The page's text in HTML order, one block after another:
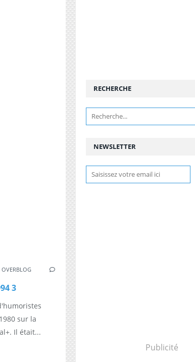
OVERBLOG
3
sur la
Il était...
NEWSLETTER
RECHERCHE
Publicité